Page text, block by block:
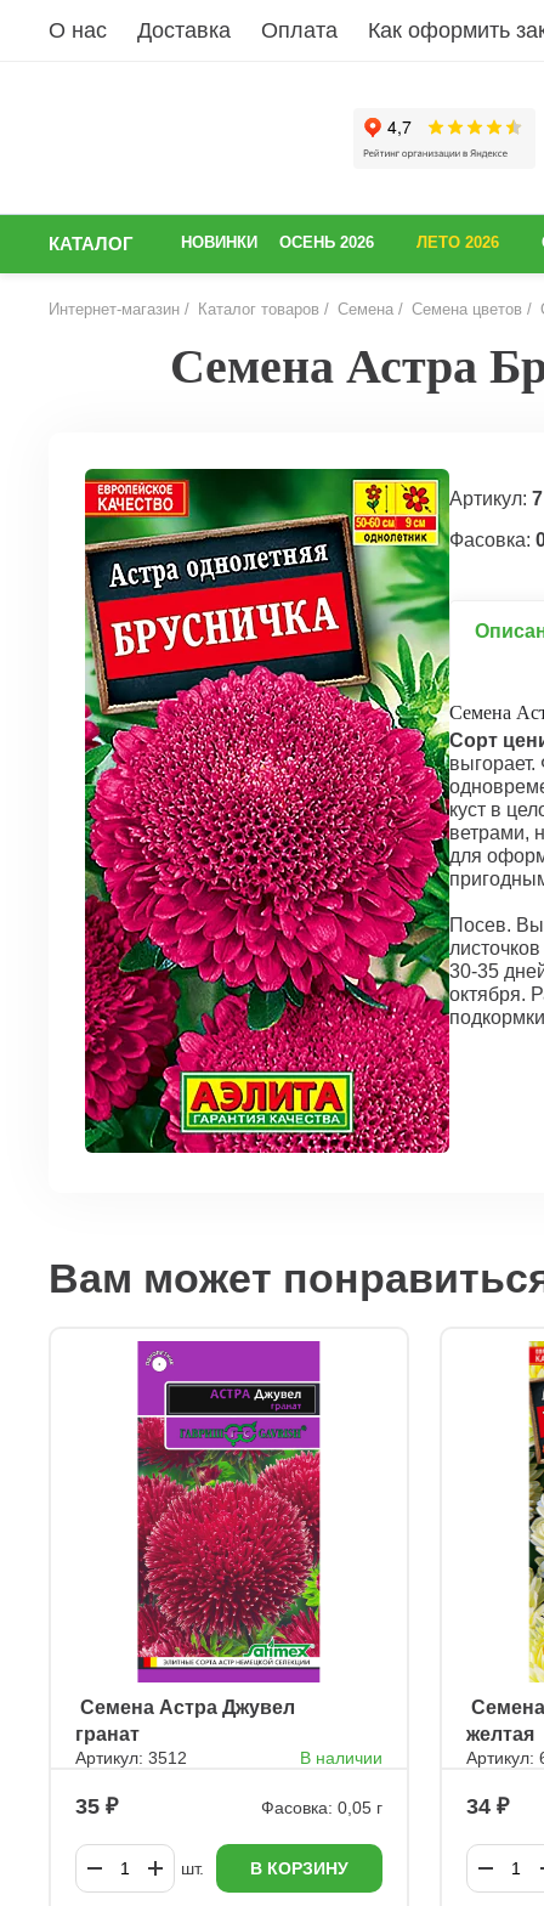
О нас Доставка Оплата Как оформить
КАТАЛОГ НОВИНКИ ОСЕНЬ 2026 ЛЕТО 2026
Интернет-магазин Каталог товаров Семена Семена цветов
Семена Астра
Артикул:
Фасовка:
Семена
Сорт
куст в
ветрами,
для
Посев.
30-35
октября.
Вам может
ㅤ Семена Астра Джувел
гранат
Артикул: 3512 В наличии
35 Фасовка: 0,05 г
шт. В КОРЗИНУ
ㅤ
желтая
Артикул:
34